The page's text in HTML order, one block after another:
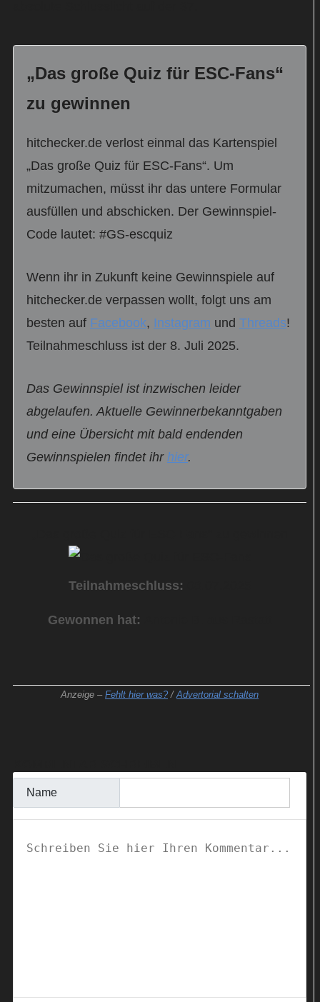
„Das große Quiz für ESC-Fans“
zu gewinnen
hitchecker.de verlost einmal das Kartenspiel
„Das große Quiz für ESC-Fans“. Um
mitzumachen, müsst ihr das untere Formular
ausfüllen und abschicken. Der Gewinnspiel-
Code lautet: #GS-escquiz
Wenn ihr in Zukunft keine Gewinnspiele auf
hitchecker.de verpassen wollt, folgt uns am
besten auf Facebook, Instagram und Threads!
Teilnahmeschluss ist der 8. Juli 2025.
Das Gewinnspiel ist inzwischen leider
abgelaufen. Aktuelle Gewinnerbekanntgaben
und eine Übersicht mit bald endenden
Gewinnspielen findet ihr hier.
Teilnahmeschluss:
Gewonnen hat:
Anzeige – Fehlt hier was? /Advertorial schalten
Name